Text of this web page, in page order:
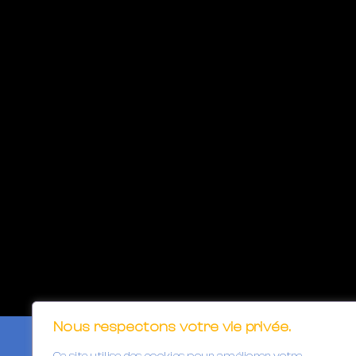
Nous respectons votre vie privée.